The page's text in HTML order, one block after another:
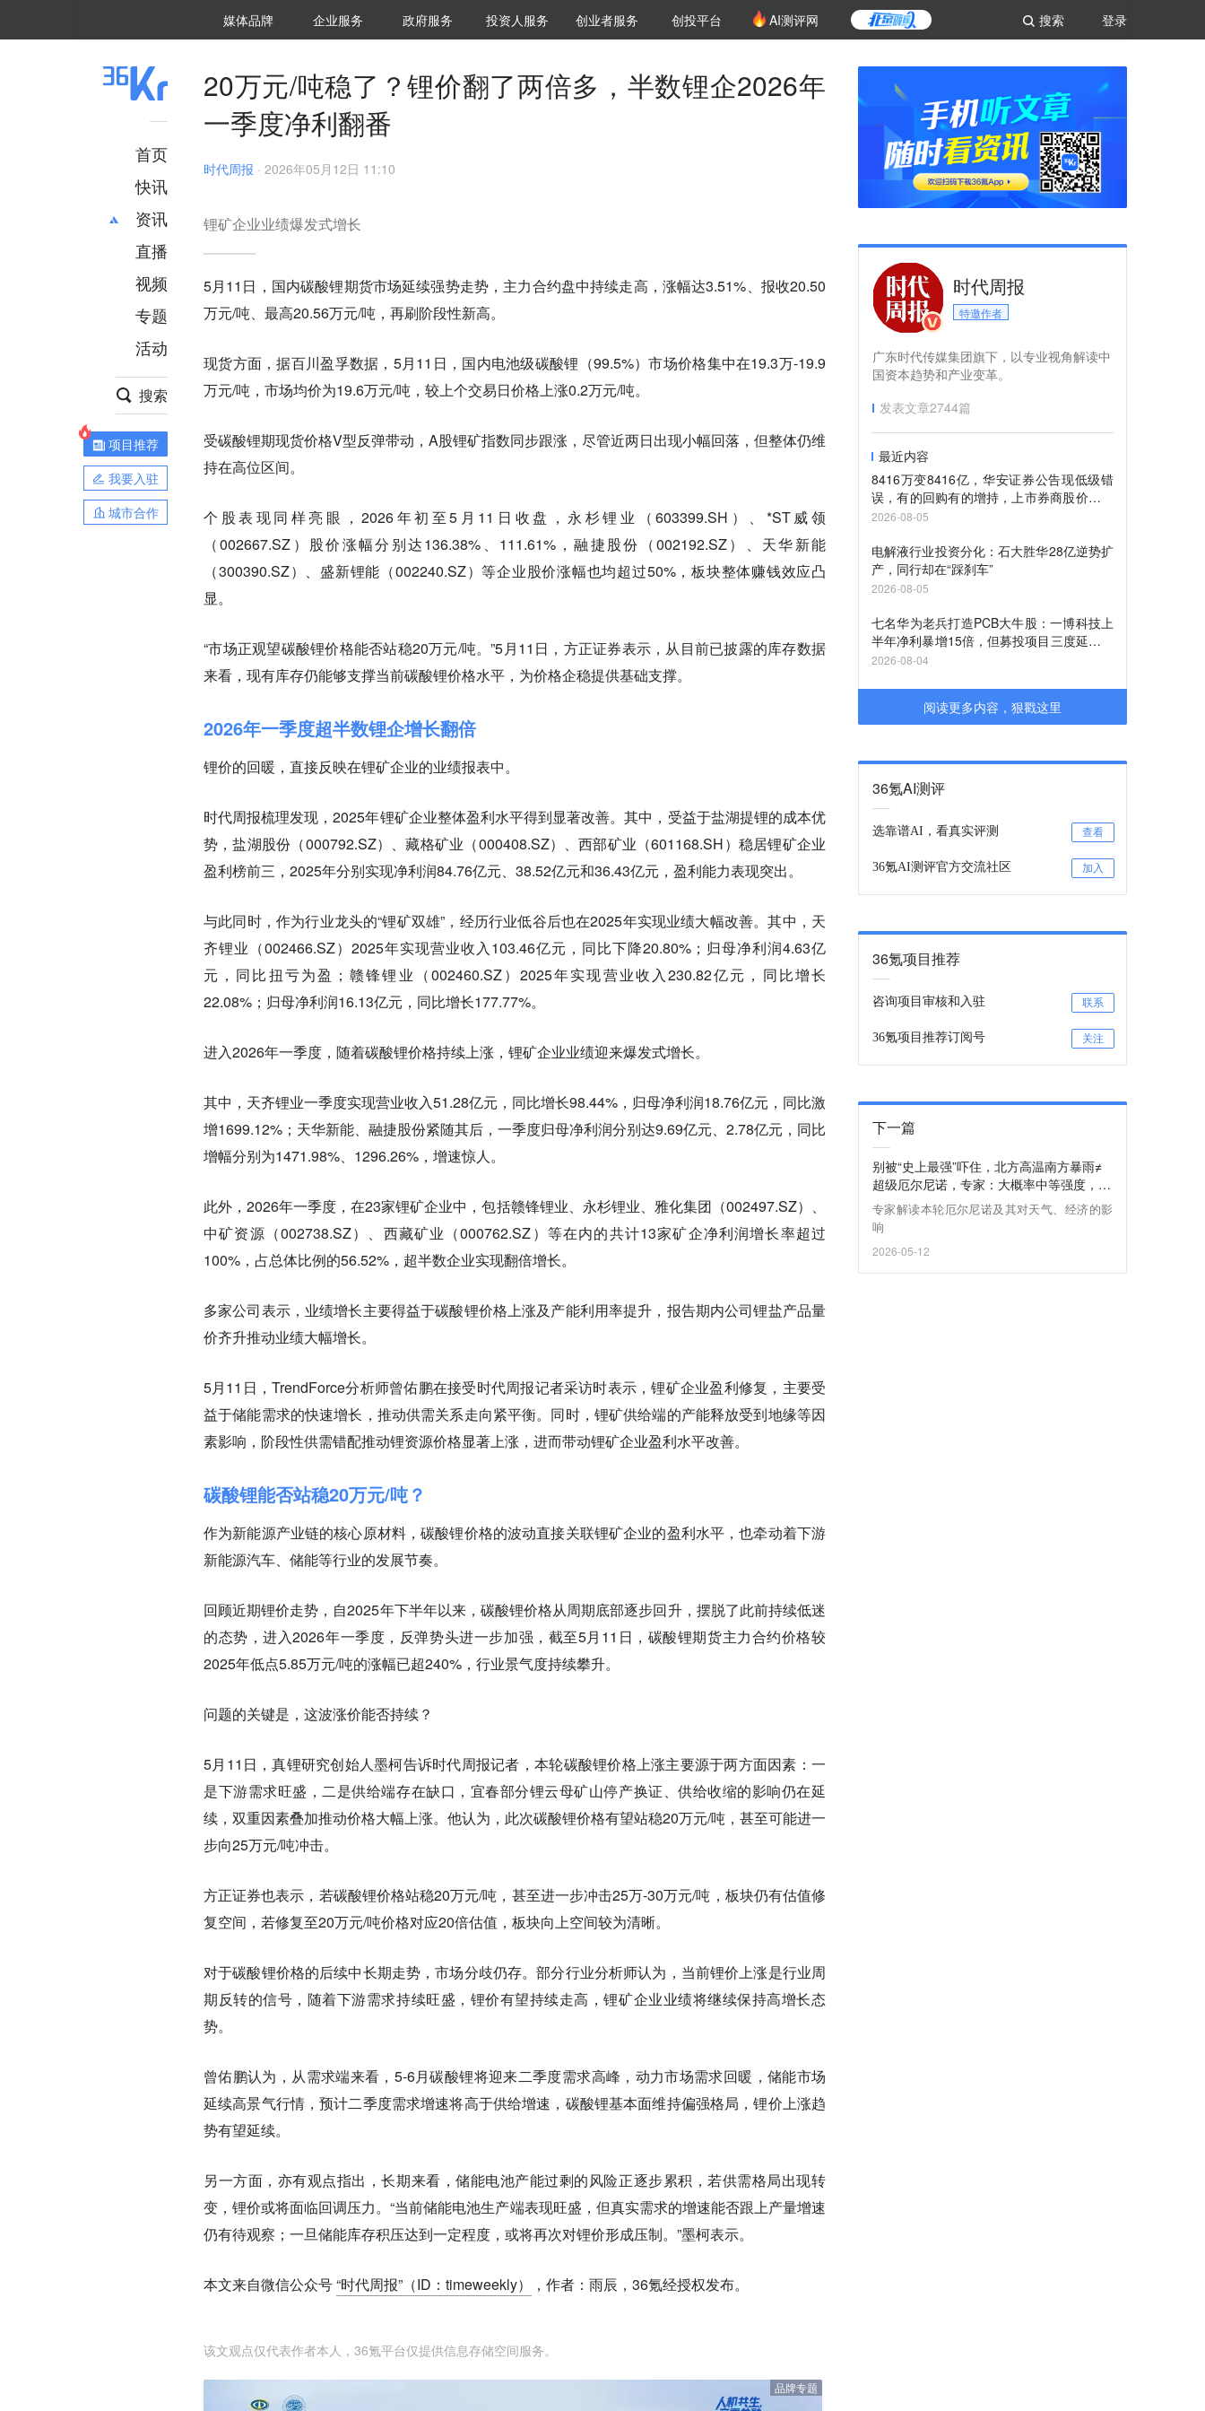
登录
搜索
媒体品牌 36Kr研究院
企业服务 城市之窗
政府服务 VClub投资机构库
投资机构职位推介
投资人服务 创投氪堂
创业者服务 创投平台 AI测评网
首页
快讯
资讯
推荐
财经
项目推荐
安徽
直播
视频
专题
活动
搜索
项目推荐
我要入驻
城市合作
20万元/吨稳了？锂价翻了两倍多，半数锂企2026年
一季度净利翻番
时代周报 · 2026年05月12日 11:10
锂矿企业业绩爆发式增长
5月11日，国内碳酸锂期货市场延续强势走势，主力合约盘中持续走高，涨幅达3.51%、报收20.50
万元/吨、最高20.56万元/吨，再刷阶段性新高。
现货方面，据百川盈孚数据，5月11日，国内电池级碳酸锂（99.5%）市场价格集中在19.3万-19.9
万元/吨，市场均价为19.6万元/吨，较上个交易日价格上涨0.2万元/吨。
受碳酸锂期现货价格V型反弹带动，A股锂矿指数同步跟涨，尽管近两日出现小幅回落，但整体仍维
持在高位区间。
个股表现同样亮眼，2026年初至5月11日收盘，永杉锂业（603399.SH）、*ST威领
（002667.SZ）股价涨幅分别达136.38%、111.61%，融捷股份（002192.SZ）、天华新能
（300390.SZ）、盛新锂能（002240.SZ）等企业股价涨幅也均超过50%，板块整体赚钱效应凸
显。
“市场正观望碳酸锂价格能否站稳20万元/吨。”5月11日，方正证券表示，从目前已披露的库存数据
来看，现有库存仍能够支撑当前碳酸锂价格水平，为价格企稳提供基础支撑。
2026年一季度超半数锂企增长翻倍
锂价的回暖，直接反映在锂矿企业的业绩报表中。
时代周报梳理发现，2025年锂矿企业整体盈利水平得到显著改善。其中，受益于盐湖提锂的成本优
势，盐湖股份（000792.SZ）、藏格矿业（000408.SZ）、西部矿业（601168.SH）稳居锂矿企业
盈利榜前三，2025年分别实现净利润84.76亿元、38.52亿元和36.43亿元，盈利能力表现突出。
与此同时，作为行业龙头的“锂矿双雄”，经历行业低谷后也在2025年实现业绩大幅改善。其中，天
齐锂业（002466.SZ）2025年实现营业收入103.46亿元，同比下降20.80%；归母净利润4.63亿
元，同比扭亏为盈；赣锋锂业（002460.SZ）2025年实现营业收入230.82亿元，同比增长
22.08%；归母净利润16.13亿元，同比增长177.77%。
进入2026年一季度，随着碳酸锂价格持续上涨，锂矿企业业绩迎来爆发式增长。
其中，天齐锂业一季度实现营业收入51.28亿元，同比增长98.44%，归母净利润18.76亿元，同比激
增1699.12%；天华新能、融捷股份紧随其后，一季度归母净利润分别达9.69亿元、2.78亿元，同比
增幅分别为1471.98%、1296.26%，增速惊人。
此外，2026年一季度，在23家锂矿企业中，包括赣锋锂业、永杉锂业、雅化集团（002497.SZ）、
中矿资源（002738.SZ）、西藏矿业（000762.SZ）等在内的共计13家矿企净利润增长率超过
100%，占总体比例的56.52%，超半数企业实现翻倍增长。
多家公司表示，业绩增长主要得益于碳酸锂价格上涨及产能利用率提升，报告期内公司锂盐产品量
价齐升推动业绩大幅增长。
5月11日，TrendForce分析师曾佑鹏在接受时代周报记者采访时表示，锂矿企业盈利修复，主要受
益于储能需求的快速增长，推动供需关系走向紧平衡。同时，锂矿供给端的产能释放受到地缘等因
素影响，阶段性供需错配推动锂资源价格显著上涨，进而带动锂矿企业盈利水平改善。
碳酸锂能否站稳20万元/吨？
作为新能源产业链的核心原材料，碳酸锂价格的波动直接关联锂矿企业的盈利水平，也牵动着下游
新能源汽车、储能等行业的发展节奏。
回顾近期锂价走势，自2025年下半年以来，碳酸锂价格从周期底部逐步回升，摆脱了此前持续低迷
的态势，进入2026年一季度，反弹势头进一步加强，截至5月11日，碳酸锂期货主力合约价格较
2025年低点5.85万元/吨的涨幅已超240%，行业景气度持续攀升。
问题的关键是，这波涨价能否持续？
5月11日，真锂研究创始人墨柯告诉时代周报记者，本轮碳酸锂价格上涨主要源于两方面因素：一
是下游需求旺盛，二是供给端存在缺口，宜春部分锂云母矿山停产换证、供给收缩的影响仍在延
续，双重因素叠加推动价格大幅上涨。他认为，此次碳酸锂价格有望站稳20万元/吨，甚至可能进一
步向25万元/吨冲击。
方正证券也表示，若碳酸锂价格站稳20万元/吨，甚至进一步冲击25万-30万元/吨，板块仍有估值修
复空间，若修复至20万元/吨价格对应20倍估值，板块向上空间较为清晰。
对于碳酸锂价格的后续中长期走势，市场分歧仍存。部分行业分析师认为，当前锂价上涨是行业周
期反转的信号，随着下游需求持续旺盛，锂价有望持续走高，锂矿企业业绩将继续保持高增长态
势。
曾佑鹏认为，从需求端来看，5-6月碳酸锂将迎来二季度需求高峰，动力市场需求回暖，储能市场
延续高景气行情，预计二季度需求增速将高于供给增速，碳酸锂基本面维持偏强格局，锂价上涨趋
势有望延续。
另一方面，亦有观点指出，长期来看，储能电池产能过剩的风险正逐步累积，若供需格局出现转
变，锂价或将面临回调压力。“当前储能电池生产端表现旺盛，但真实需求的增速能否跟上产量增速
仍有待观察；一旦储能库存积压达到一定程度，或将再次对锂价形成压制。”墨柯表示。
本文来自微信公众号“时代周报”（ID：timeweekly） ，作者：雨辰，36氪经授权发布。
该文观点仅代表作者本人，36氪平台仅提供信息存储空间服务。
品牌专题
时代周报
特邀作者
广东时代传媒集团旗下，以专业视角解读中
国资本趋势和产业变革。
发表文章2744篇
最近内容
8416万变8416亿，华安证券公告现低级错
误，有的回购有的增持，上市券商股价待重
估
2026-08-05
电解液行业投资分化：石大胜华28亿逆势扩
产，同行却在“踩刹车”
2026-08-05
七名华为老兵打造PCB大牛股：一博科技上
半年净利暴增15倍，但募投项目三度延期，
进度不足六成
2026-08-04
阅读更多内容，狠戳这里
36氪AI测评
选靠谱AI，看真实评测 查看
36氪AI测评官方交流社区 加入
36氪项目推荐
咨询项目审核和入驻 联系
36氪项目推荐订阅号 关注
下一篇
别被“史上最强”吓住，北方高温南方暴雨≠
超级厄尔尼诺，专家：大概率中等强度，最
大影响在2027年
专家解读本轮厄尔尼诺及其对天气、经济的影
响
2026-05-12